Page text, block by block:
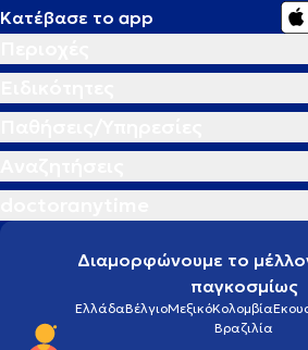
Κατέβασε το app
Διαμορφώνουμε το
παγκοσμίως
ΕλλάδαΒέλγιοΜεξικόΚολομβία
Βραζιλία